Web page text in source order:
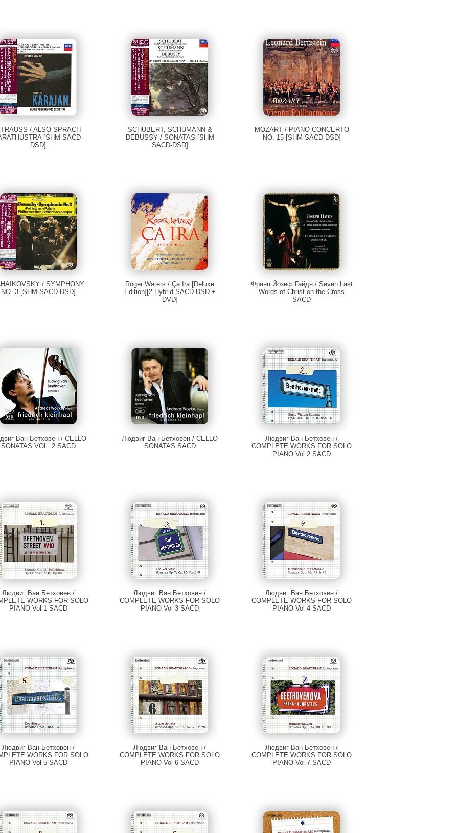
/ ALSO SPRACH
[SHM SACD-
DSD]
SCHUBERT, SCHUMANN &
DEBUSSY / SONATAS [SHM
SACD-DSD]
MOZART / PIANO CONCERTO
NO. 15 [SHM SACD-DSD]
/ SYMPHONY
NO. 3 [SHM SACD-DSD]
Roger Waters / Ça Ira [Deluxe
Edition][2 Hybrid SACD-DSD +
DVD]
Франц Йозеф Гайдн / Seven Last
Words of Christ on the Cross
SACD
Ван Бетховен / CELLO
SONATAS VOL. 2 SACD
Людвиг Ван Бетховен / CELLO
SONATAS SACD
Людвиг Ван Бетховен /
COMPLETE WORKS FOR SOLO
PIANO Vol 2 SACD
Людвиг Ван Бетховен /
WORKS FOR SOLO
PIANO Vol 1 SACD
Людвиг Ван Бетховен /
COMPLETE WORKS FOR SOLO
PIANO Vol 3 SACD
Людвиг Ван Бетховен /
COMPLETE WORKS FOR SOLO
PIANO Vol 4 SACD
Людвиг Ван Бетховен /
WORKS FOR SOLO
PIANO Vol 5 SACD
Людвиг Ван Бетховен /
COMPLETE WORKS FOR SOLO
PIANO Vol 6 SACD
Людвиг Ван Бетховен /
COMPLETE WORKS FOR SOLO
PIANO Vol 7 SACD